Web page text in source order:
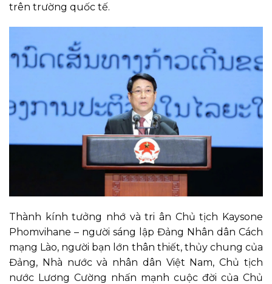
trên trường quốc tế.
Thành kính tưởng nhớ và tri ân Chủ tịch Kaysone
Phomvihane – người sáng lập Đảng Nhân dân Cách
mạng Lào, người bạn lớn thân thiết, thủy chung của
Đảng, Nhà nước và nhân dân Việt Nam, Chủ tịch
nước Lương Cường nhấn mạnh cuộc đời của Chủ